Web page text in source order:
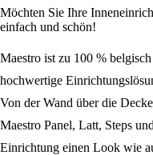
Möchten Sie Ihre
einfach und schön!
Maestro ist zu 100 %
hochwertige
Von der Wand über die
Maestro Panel, Latt, Steps
Einrichtung einen Look wie